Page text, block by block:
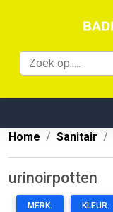
Home
Sanitair
urinoirpotten
MERK: KLEUR: